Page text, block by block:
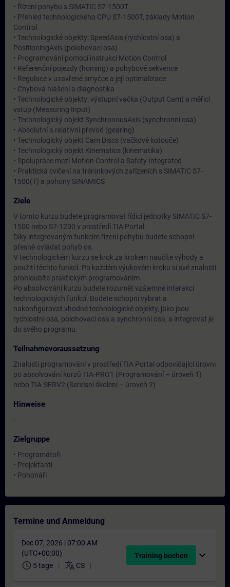
• Řízení pohybu s SIMATIC S7-1500T
• Přehled technologického CPU S7-1500T, základy Motion
Control
• Technologické objekty: SpeedAxis (rychlostní osa) a
PositioningAxis (polohovací osa)
• Programování pomocí instrukcí Motion Control
• Referenční pojezdy (homing) a pohybové sekvence
• Regulace v uzavřené smyčce a její optimalizace
• Chybová hlášení a diagnostika
• Technologické objekty: výstupní vačka (Output Cam) a měřicí
vstup (Measuring Input)
• Technologický objekt SynchronousAxis (synchronní osa)
• Absolutní a relativní převod (gearing)
• Technologický objekt Cam Discs (vačkové kotouče)
• Technologický objekt Kinematics (kinematika)
• Spolupráce mezi Motion Control a Safety Integrated
• Praktická cvičení na tréninkových zařízeních s SIMATIC S7-
1500(T) a pohony SINAMICS
Ziele
V tomto kurzu budete programovat řídicí jednotky SIMATIC S7-
1500 nebo S7-1200 v prostředí TIA Portal.
Díky integrovaným funkcím řízení pohybu budete schopni
přesně ovládat pohyb os.
V technologickém kurzu se krok za krokem naučíte výhody a
použití těchto funkcí. Po každém výukovém kroku si své znalosti
prohloubíte praktickým programováním.
Po absolvování kurzu budete rozumět vzájemné interakci
technologických funkcí. Budete schopni vybrat a
nakonfigurovat vhodné technologické objekty, jako jsou
rychlostní osa, polohovací osa a synchronní osa, a integrovat je
do svého programu.
Teilnahmevoraussetzung
Znalosti programování v prostředí TIA Portal odpovídající úrovni
po absolvování kurzů TIA-PRO1 (Programování – úroveň 1)
nebo TIA-SERV2 (Servisní školení – úroveň 2)
Hinweise
-
Zielgruppe
• Programátoři
• Projektanti
• Pohonáři
Termine und Anmeldung
Dec 07, 2026 | 07:00 AM
(UTC+00:00)
schedule 5 tage translate CS
Training buchen expand_more